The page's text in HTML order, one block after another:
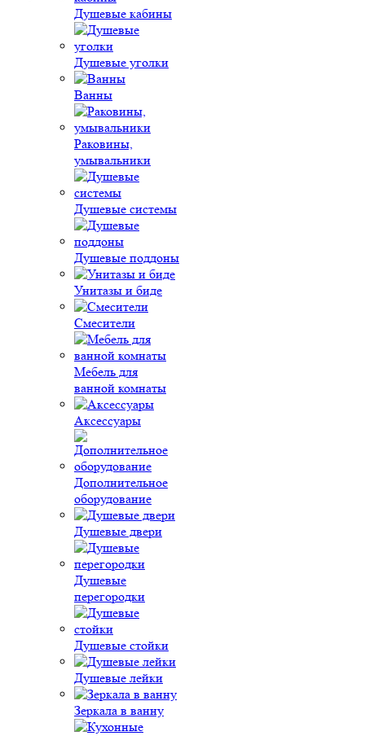
Душевые кабины
Душевые уголки
Ванны
Раковины,
умывальники
Душевые системы
Душевые поддоны
Унитазы и биде
Смесители
Мебель для
ванной комнаты
Аксессуары
Дополнительное
оборудование
Душевые двери
Душевые
перегородки
Душевые стойки
Душевые лейки
Зеркала в ванну